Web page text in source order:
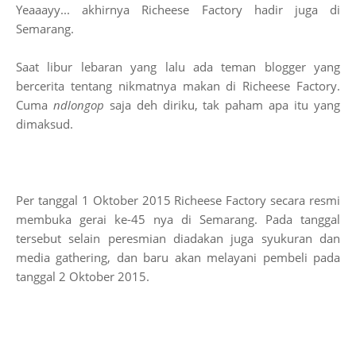
Yeaaayy... akhirnya Richeese Factory hadir juga di
Semarang.
Saat libur lebaran yang lalu ada teman blogger yang
bercerita tentang nikmatnya makan di Richeese Factory.
Cuma ndlongop saja deh diriku, tak paham apa itu yang
dimaksud.
Per tanggal 1 Oktober 2015 Richeese Factory secara resmi
membuka gerai ke-45 nya di Semarang. Pada tanggal
tersebut selain peresmian diadakan juga syukuran dan
media gathering, dan baru akan melayani pembeli pada
tanggal 2 Oktober 2015.